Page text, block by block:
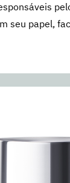
seu papel,